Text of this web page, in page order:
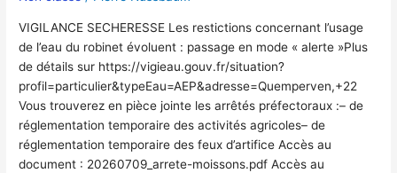
VIGILANCE SECHERESSE Les restictions concernant l’usage
de l’eau du robinet évoluent : passage en mode « alerte »Plus
de détails sur https://vigieau.gouv.fr/situation?
profil=particulier&typeEau=AEP&adresse=Quemperven,+22
Vous trouverez en pièce jointe les arrêtés préfectoraux :– de
réglementation temporaire des activités agricoles– de
réglementation temporaire des feux d’artifice Accès au
document : 20260709_arrete-moissons.pdf Accès au